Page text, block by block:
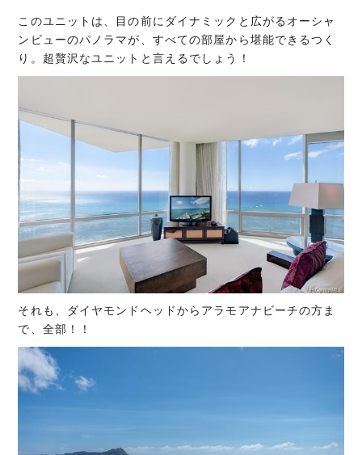
このユニットは、目の前にダイナミックと広がるオーシャ
ンビューのパノラマが、すべての部屋から堪能できるつく
り。超贅沢なユニットと言えるでしょう！
それも、ダイヤモンドヘッドからアラモアナビーチの方ま
で、全部！！